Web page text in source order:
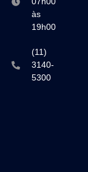
às
19h00
(11)
3140-
5300